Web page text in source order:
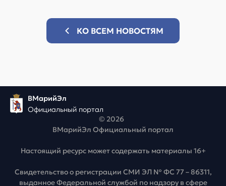
КО ВСЕМ НОВОСТЯМ
ВМарийЭл
Официальный портал
© 2026
ВМарийЭл Официальный портал
Настоящий ресурс может содержать материалы 16+
Свидетельство о регистрации СМИ ЭЛ № ФС 77 – 86311,
выданное Федеральной службой по надзору в сфере